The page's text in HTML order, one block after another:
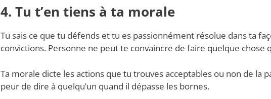
4. Tu t’en tiens à ta morale
Tu sais ce que tu défends et tu es passionnément résolue dans ta
convictions. Personne ne peut te convaincre de faire quelque chose
Ta morale dicte les actions que tu trouves acceptables ou non de la
peur de dire à quelqu’un quand il dépasse les bornes.